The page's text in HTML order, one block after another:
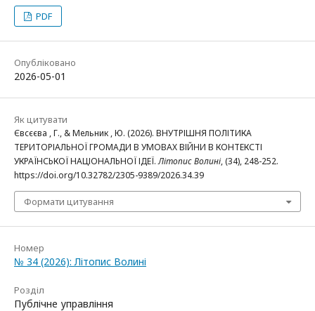
PDF
Опубліковано
2026-05-01
Як цитувати
Євсєєва , Г., & Мельник , Ю. (2026). ВНУТРІШНЯ ПОЛІТИКА
ТЕРИТОРІАЛЬНОЇ ГРОМАДИ В УМОВАХ ВІЙНИ В КОНТЕКСТІ
УКРАЇНСЬКОЇ НАЦІОНАЛЬНОЇ ІДЕЇ.Літопис Волині, (34), 248-252.
https://doi.org/10.32782/2305-9389/2026.34.39
Формати цитування
Номер
№ 34 (2026): Літопис Волині
Розділ
Публічне управління